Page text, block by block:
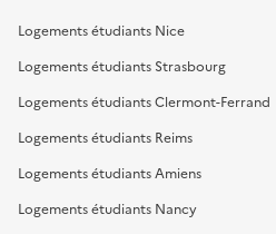
Logements étudiants Nice
Logements étudiants Strasbourg
Logements étudiants Clermont-Ferrand
Logements étudiants Reims
Logements étudiants Amiens
Logements étudiants Nancy